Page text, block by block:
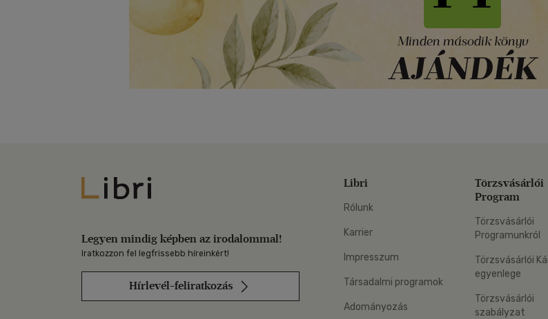
Libri
Legyen mindig képben az irodalommal!
Iratkozzon fel legfrissebb híreinkért!
Hírlevél-feliratkozás
Libri
Rólunk
Karrier
Impresszum
Társadalmi programok
Adományozás
Törzsvásárlói
Program
Törzsvásárlói
Programunkról
Törzsvásárlói
egyenlege
Törzsvásárlói
szabályzat